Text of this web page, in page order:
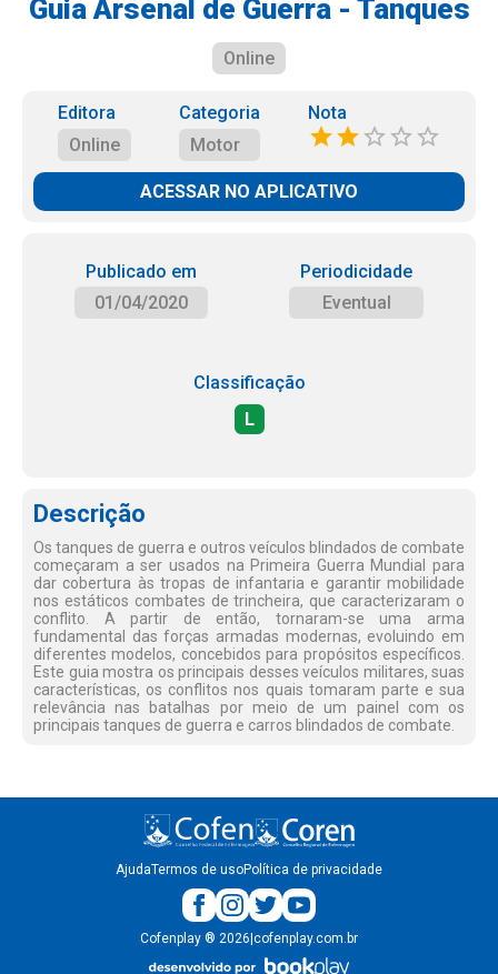
Guia Arsenal de Guerra - Tanques
Online
Editora
Online
Categoria
Motor
Nota
ACESSAR NO APLICATIVO
Publicado em
01/04/2020
Periodicidade
Eventual
Classificação
L
Descrição
Os tanques de guerra e outros veículos blindados de combate
começaram a ser usados na Primeira Guerra Mundial para
dar cobertura às tropas de infantaria e garantir mobilidade
nos estáticos combates de trincheira, que caracterizaram o
conflito. A partir de então, tornaram-se uma arma
fundamental das forças armadas modernas, evoluindo em
diferentes modelos, concebidos para propósitos específicos.
Este guia mostra os principais desses veículos militares, suas
características, os conflitos nos quais tomaram parte e sua
relevância nas batalhas por meio de um painel com os
principais tanques de guerra e carros blindados de combate.
AjudaTermos de usoPolítica de privacidade
Cofenplay ® 2026 cofenplay.com.br